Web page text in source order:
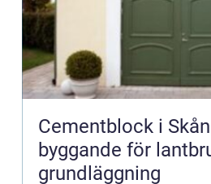
Cementblock i
byggande för
grundläggning